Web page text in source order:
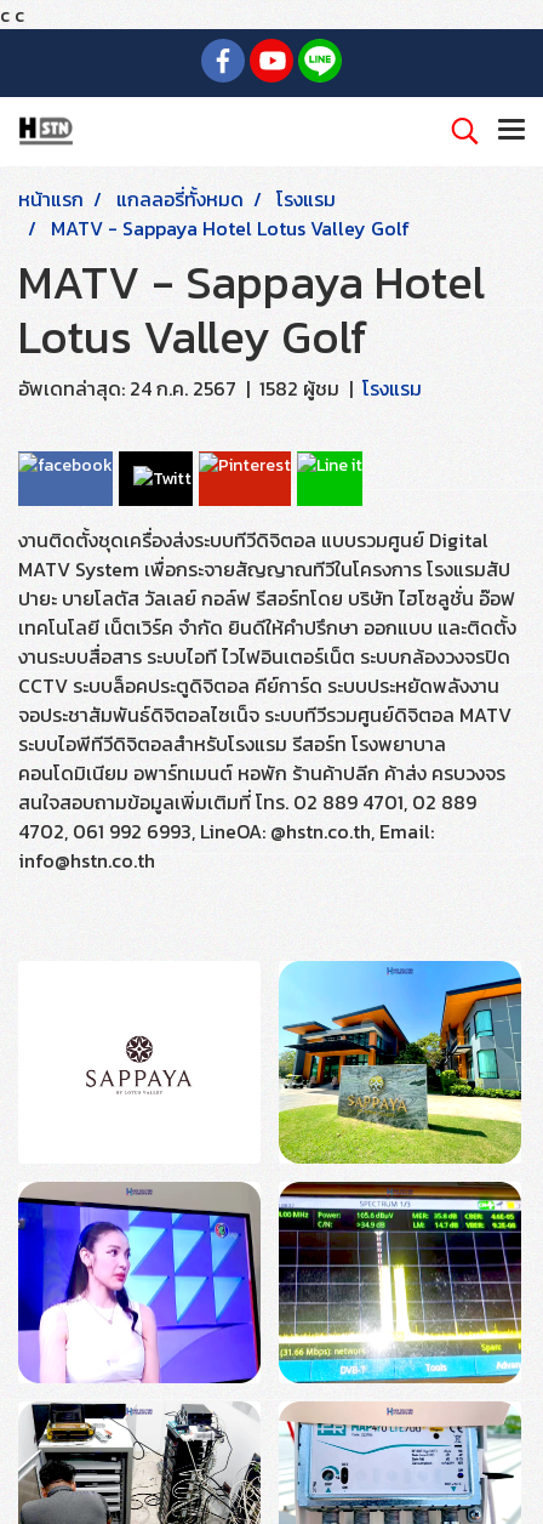
c c
หน้าแรก แกลลอรี่ทั้งหมด
โรงแรม
MATV - Sappaya Hotel Lotus Valley Golf
MATV - Sappaya Hotel
Lotus Valley Golf
อัพเดทล่าสุด: 24 ก.ค. 2567 | 1582 ผู้ชม | โรงแรม
งานติดตั้งชุดเครื่องส่งระบบทีวีดิจิตอล แบบรวมศูนย์ Digital
MATV System เพื่อกระจายสัญญาณทีวีในโครงการ โรงแรมสัป
ปายะ บายโลตัส วัลเลย์ กอล์ฟ รีสอร์ทโดย บริษัท ไฮโซลูชั่น อ๊อฟ
เทคโนโลยี เน็ตเวิร์ค จำกัด ยินดีให้คำปรึกษา ออกแบบ และติดตั้ง
งานระบบสื่อสาร ระบบไอที ไวไฟอินเตอร์เน็ต ระบบกล้องวงจรปิด
CCTV ระบบล็อคประตูดิจิตอล คีย์การ์ด ระบบประหยัดพลังงาน
จอประชาสัมพันธ์ดิจิตอลไซเน็จ ระบบทีวีรวมศูนย์ดิจิตอล MATV
ระบบไอพีทีวีดิจิตอลสำหรับโรงแรม รีสอร์ท โรงพยาบาล
คอนโดมิเนียม อพาร์ทเมนต์ หอพัก ร้านค้าปลีก ค้าส่ง ครบวงจร
สนใจสอบถามข้อมูลเพิ่มเติมที่ โทร. 02 889 4701, 02 889
4702, 061 992 6993, LineOA: @hstn.co.th, Email:
info@hstn.co.th